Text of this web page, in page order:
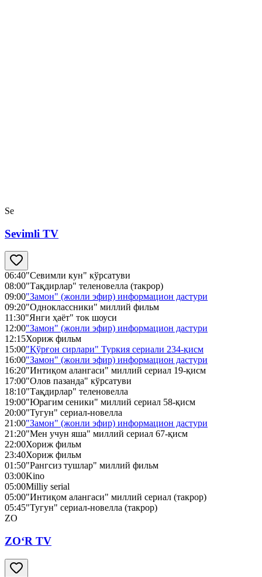
Se
Sevimli TV
06:40"Севимли кун" кўрсатуви
08:00"Тақдирлар" теленовелла (такрор)
09:00"Замон" (жонли эфир) информацион дастури
09:20"Одноклассники" миллий фильм
11:30"Янги ҳаёт" ток шоуси
12:00"Замон" (жонли эфир) информацион дастури
12:15Хориж фильм
15:00"Қўрғон сирлари" Туркия сериали 234-қисм
16:00"Замон" (жонли эфир) информацион дастури
16:20"Интиқом алангаси" миллий сериал 19-қисм
17:00"Олов пазанда" кўрсатуви
18:10"Тақдирлар" теленовелла
19:00"Юрагим сеники" миллий сериал 58-қисм
20:00"Тугун" сериал-новелла
21:00"Замон" (жонли эфир) информацион дастури
21:20"Мен учун яша" миллий сериал 67-қисм
22:00Хориж фильм
23:40Хориж фильм
01:50"Рангсиз тушлар" миллий фильм
03:00Kino
05:00Milliy serial
05:00"Интиқом алангаси" миллий сериал (такрор)
05:45"Тугун" сериал-новелла (такрор)
ZO
ZO‘R TV